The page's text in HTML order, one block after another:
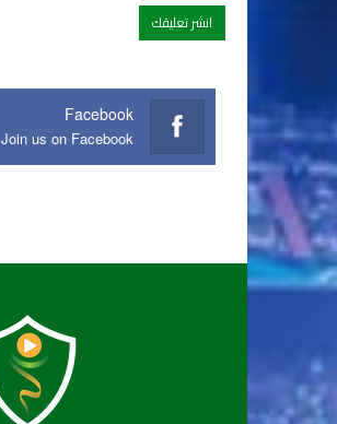
Facebook
Join us on Facebook